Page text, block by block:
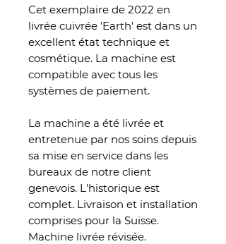
Cet exemplaire de 2022 en
livrée cuivrée 'Earth' est dans un
excellent état technique et
cosmétique. La machine est
compatible avec tous les
systèmes de paiement.
La machine a été livrée et
entretenue par nos soins depuis
sa mise en service dans les
bureaux de notre client
genevois. L'historique est
complet. Livraison et installation
comprises pour la Suisse.
Machine livrée révisée.